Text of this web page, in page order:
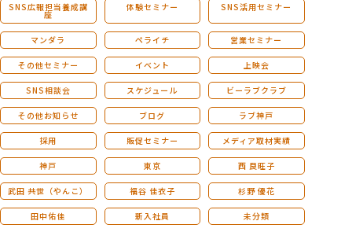
SNS広報担当養成講
座
体験セミナー SNS活用セミナー
マンダラ ペライチ 営業セミナー
その他セミナー イベント 上映会
SNS相談会 スケジュール ビーラブクラブ
その他お知らせ ブログ ラブ神戸
採用 販促セミナー メディア取材実績
神戸 東京 西 良旺子
武田 共世（やんこ） 福谷 佳衣子 杉野 優花
田中佑佳 新入社員 未分類